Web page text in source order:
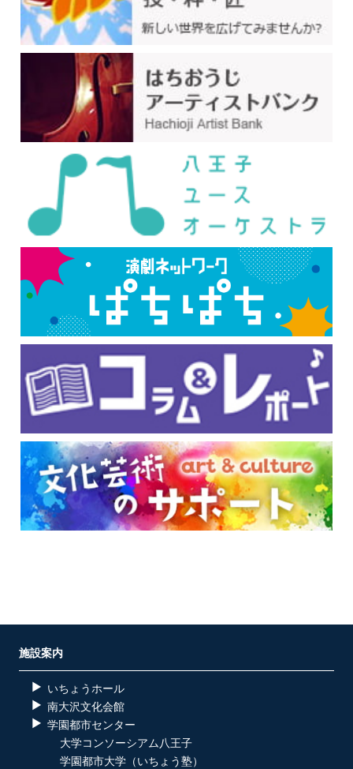
施設案内
いちょうホール
南大沢文化会館
学園都市センター
大学コンソーシアム八王子
学園都市大学（いちょう塾）